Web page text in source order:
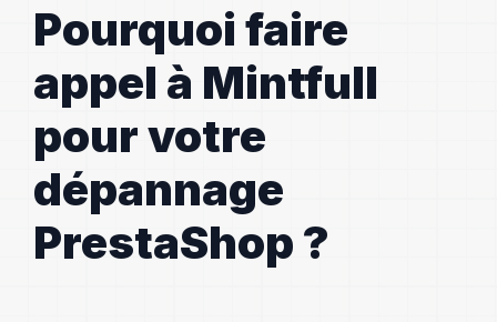
Pourquoi faire
appel à Mintfull
pour votre
dépannage
PrestaShop ?